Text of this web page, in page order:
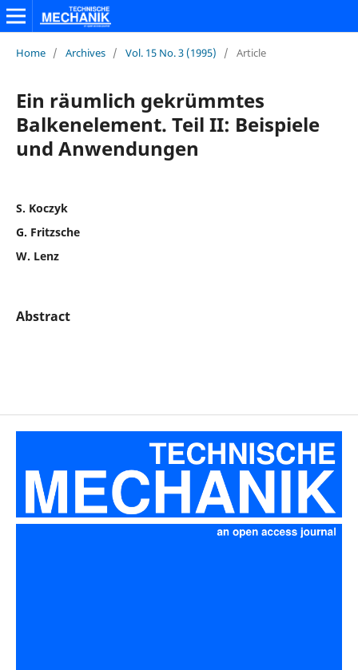
Home / Archives / Vol. 15 No. 3 (1995) / Article
Ein räumlich gekrümmtes
Balkenelement. Teil II: Beispiele
und Anwendungen
S. Koczyk
G. Fritzsche
W. Lenz
Abstract